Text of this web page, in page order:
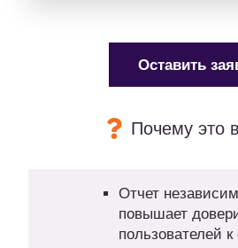
Оставить
Почему это
Отчет
повышает
пользователей